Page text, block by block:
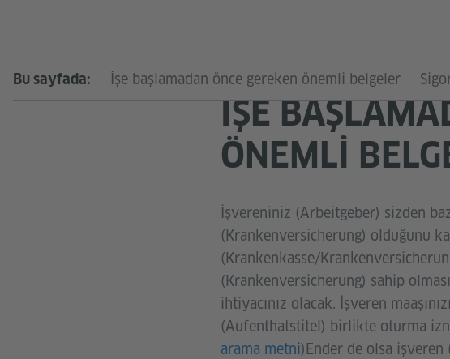
Bu sayfada: İşe başlamadan önce gereken önemli belgeler
İŞE
ÖNEMLI
İşvereniniz (Arbeitgeber) sizden
(Krankenversicherung) olduğunu
(Krankenkasse/
(Krankenversicherung) sahip
ihtiyacınız olacak. İşveren
(Aufenthatstitel) birlikte oturma
arama metni)Ender de olsa işveren